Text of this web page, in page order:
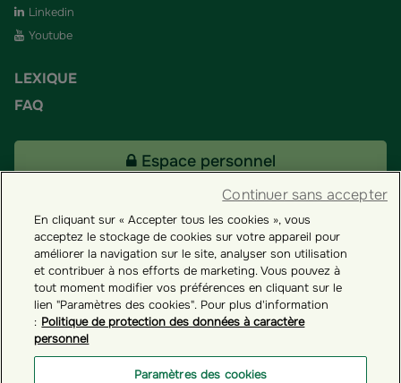
Linkedin
Youtube
LEXIQUE
FAQ
Espace personnel
Tous nos fonds
Contact
Groupama ES
En cliquant sur « Accepter tous les cookies », vous
acceptez le stockage de cookies sur votre appareil pour
améliorer la navigation sur le site, analyser son utilisation
et contribuer à nos efforts de marketing. Vous pouvez à
tout moment modifier vos préférences en cliquant sur le
lien "Paramètres des cookies". Pour plus d'information
: Politique de protection des données à caractère
personnel
Paramètres des cookies
Continuer sans accepter